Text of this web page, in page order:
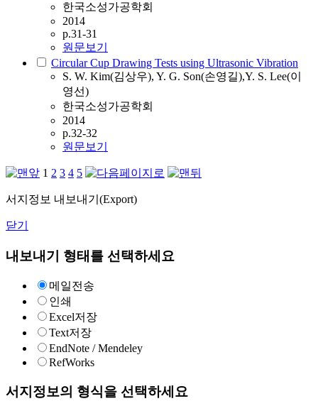
한국소성가공학회
2014
p.31-31
원문보기
Circular Cup Drawing Tests using Ultrasonic Vibration
S. W. Kim(김상우), Y. G. Son(손영길),Y. S. Lee(이
영선)
한국소성가공학회
2014
p.32-32
원문보기
1 2 3 4 5
서지정보 내보내기(Export)
닫기
내보내기 형태를 선택하세요
메일전송
인쇄
Excel저장
Text저장
EndNote / Mendeley
RefWorks
서지정보의 형식을 선택하세요